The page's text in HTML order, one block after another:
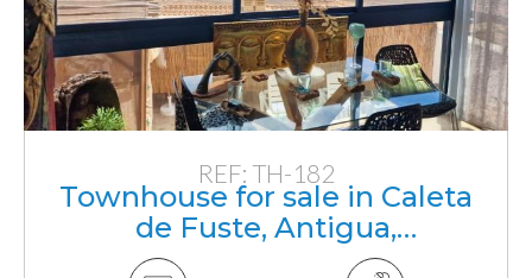
REF: TH-182
Townhouse for sale in Caleta
de Fuste, Antigua,
Fuerteventura, Canarias